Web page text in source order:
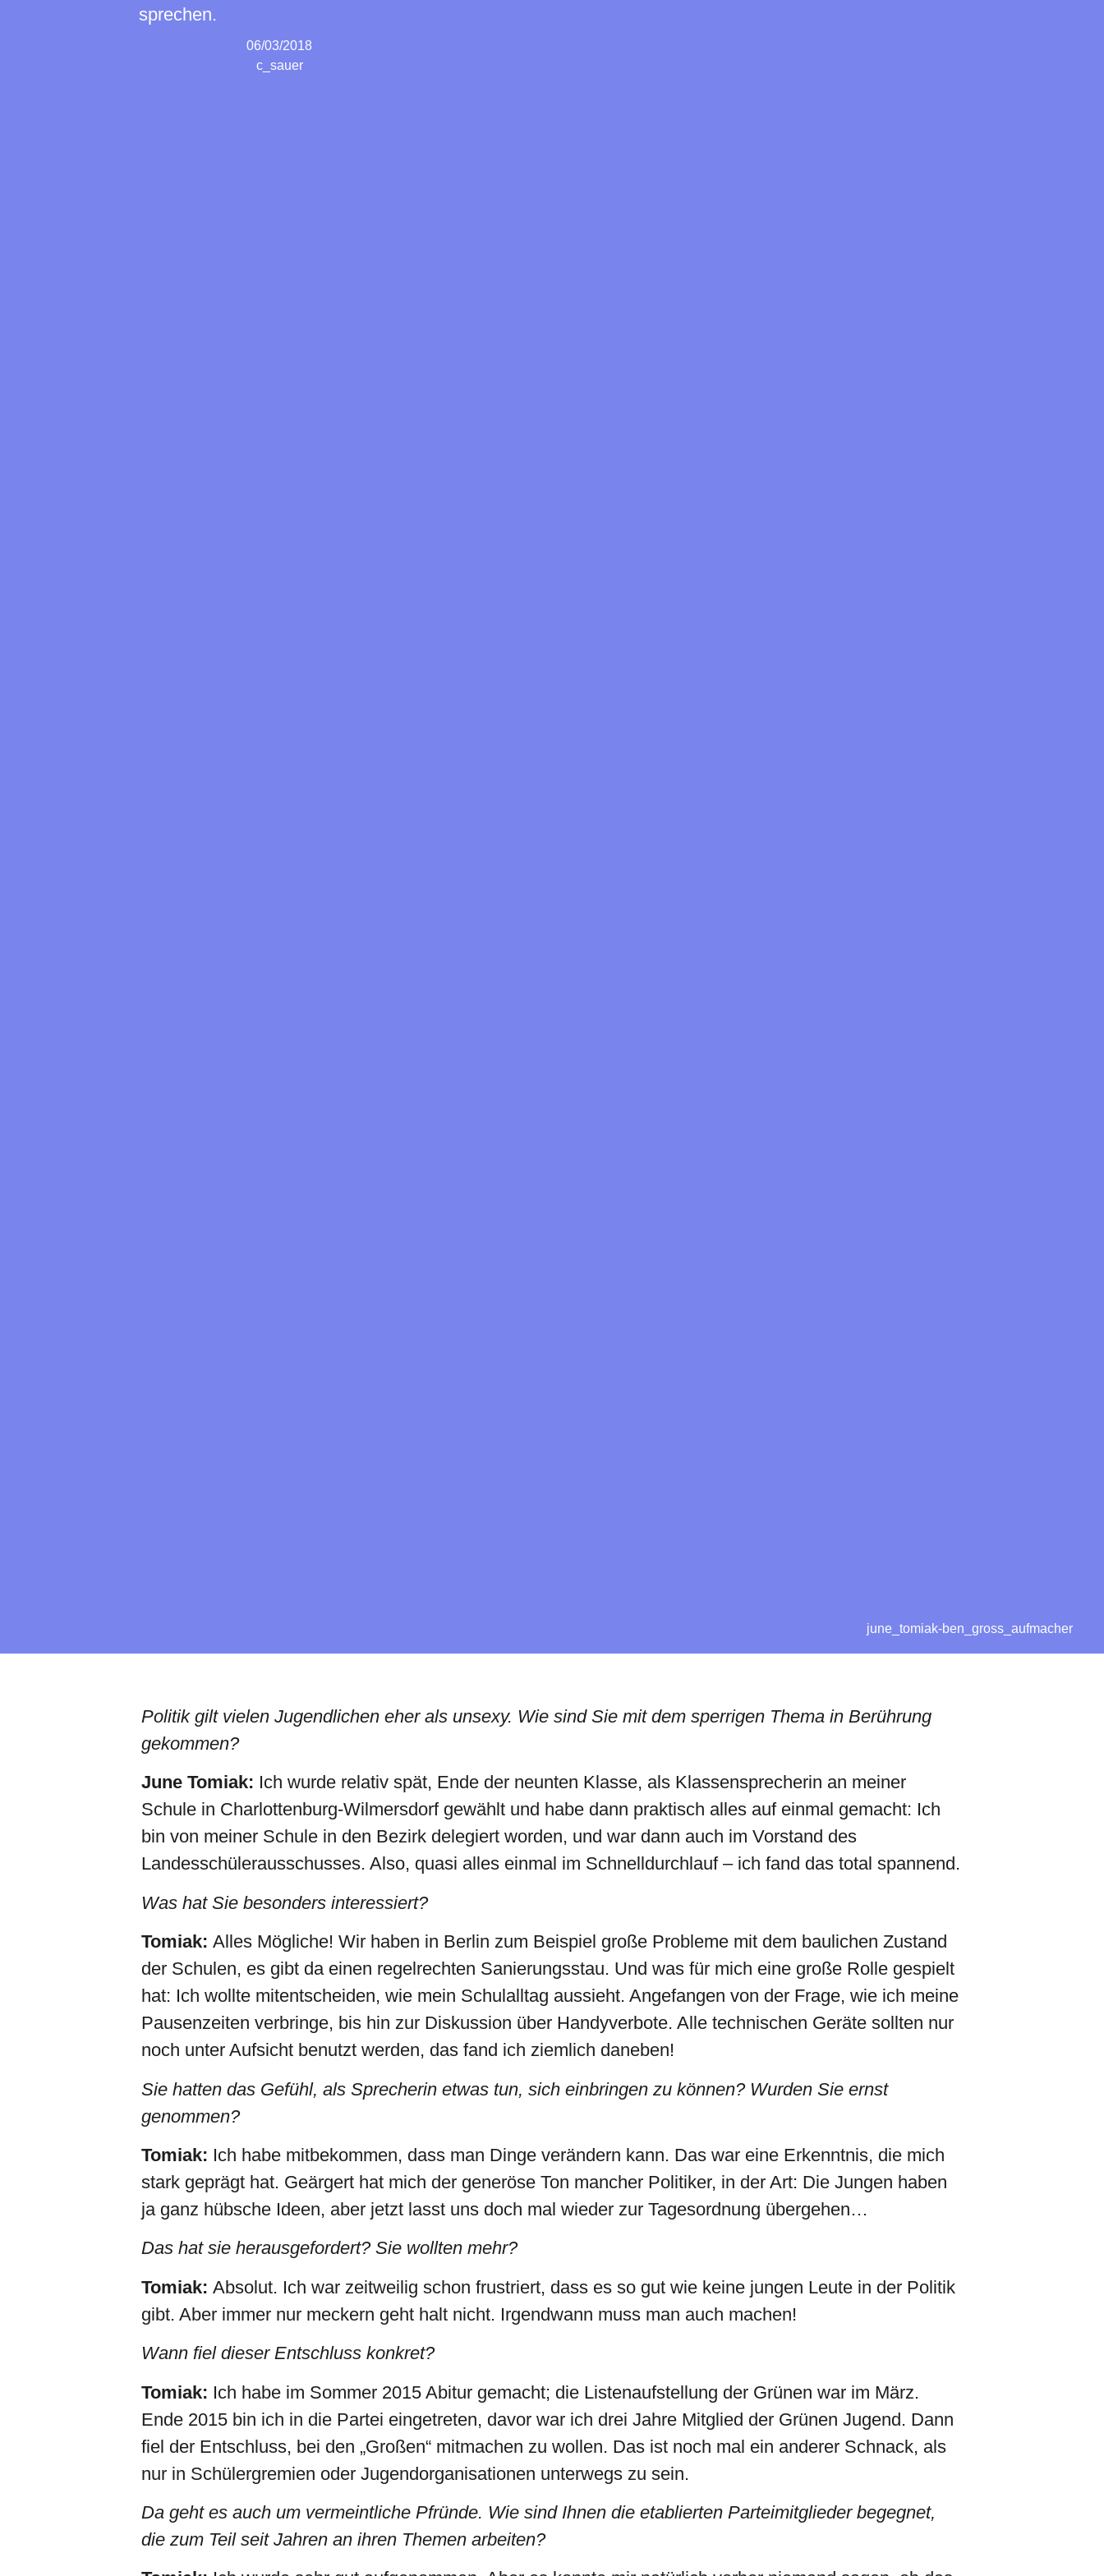
sprechen.
06/03/2018
c_sauer
june_tomiak-ben_gross_aufmacher
Politik gilt vielen Jugendlichen eher als unsexy. Wie sind Sie mit dem sperrigen Thema in Berührung
gekommen?
June Tomiak: Ich wurde relativ spät, Ende der neunten Klasse, als Klassensprecherin an meiner
Schule in Charlottenburg-Wilmersdorf gewählt und habe dann praktisch alles auf einmal gemacht: Ich
bin von meiner Schule in den Bezirk delegiert worden, und war dann auch im Vorstand des
Landesschülerausschusses. Also, quasi alles einmal im Schnelldurchlauf – ich fand das total spannend.
Was hat Sie besonders interessiert?
Tomiak: Alles Mögliche! Wir haben in Berlin zum Beispiel große Probleme mit dem baulichen Zustand
der Schulen, es gibt da einen regelrechten Sanierungsstau. Und was für mich eine große Rolle gespielt
hat: Ich wollte mitentscheiden, wie mein Schulalltag aussieht. Angefangen von der Frage, wie ich meine
Pausenzeiten verbringe, bis hin zur Diskussion über Handyverbote. Alle technischen Geräte sollten nur
noch unter Aufsicht benutzt werden, das fand ich ziemlich daneben!
Sie hatten das Gefühl, als Sprecherin etwas tun, sich einbringen zu können? Wurden Sie ernst
genommen?
Tomiak: Ich habe mitbekommen, dass man Dinge verändern kann. Das war eine Erkenntnis, die mich
stark geprägt hat. Geärgert hat mich der generöse Ton mancher Politiker, in der Art: Die Jungen haben
ja ganz hübsche Ideen, aber jetzt lasst uns doch mal wieder zur Tagesordnung übergehen…
Das hat sie herausgefordert? Sie wollten mehr?
Tomiak: Absolut. Ich war zeitweilig schon frustriert, dass es so gut wie keine jungen Leute in der Politik
gibt. Aber immer nur meckern geht halt nicht. Irgendwann muss man auch machen!
Wann fiel dieser Entschluss konkret?
Tomiak: Ich habe im Sommer 2015 Abitur gemacht; die Listenaufstellung der Grünen war im März.
Ende 2015 bin ich in die Partei eingetreten, davor war ich drei Jahre Mitglied der Grünen Jugend. Dann
fiel der Entschluss, bei den „Großen“ mitmachen zu wollen. Das ist noch mal ein anderer Schnack, als
nur in Schülergremien oder Jugendorganisationen unterwegs zu sein.
Da geht es auch um vermeintliche Pfründe. Wie sind Ihnen die etablierten Parteimitglieder begegnet,
die zum Teil seit Jahren an ihren Themen arbeiten?